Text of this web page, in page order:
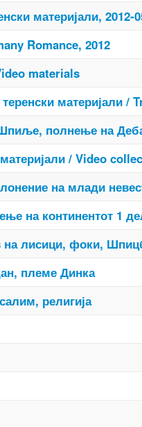
материјали, 2012-
Romance, 2012
materials
материјали /
полнење на
/ Video
на млади
на континентот 1
на лисици, фоки,
племе Динка
религија